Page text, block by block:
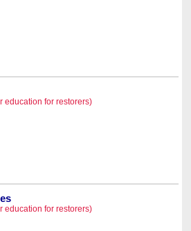
education for restorers)
education for restorers)